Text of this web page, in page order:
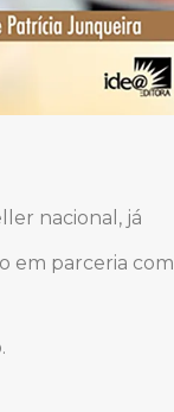
nacional, já
em parceria com